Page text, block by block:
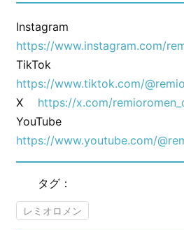
Instagram
https://www.instagram.com/
TikTok
https://www.tiktok.com/
X https://x.com/
YouTube
https://www.youtube.com/
タグ：
レミオロメン